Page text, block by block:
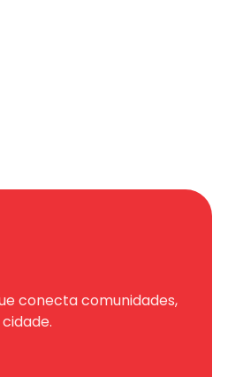
conecta comunidades,